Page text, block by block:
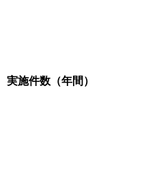
実施件数（年間）